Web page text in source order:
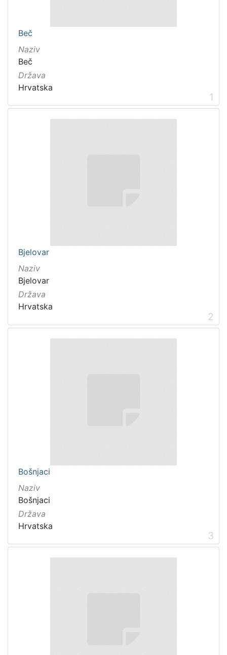
Beč
Naziv
Beč
Država
Hrvatska
1
Bjelovar
Naziv
Bjelovar
Država
Hrvatska
2
Bošnjaci
Naziv
Bošnjaci
Država
Hrvatska
3